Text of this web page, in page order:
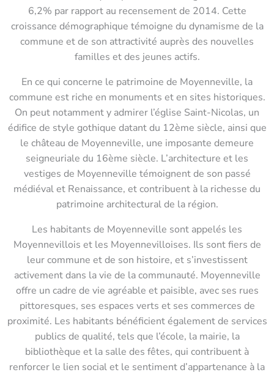
6,2% par rapport au recensement de 2014. Cette
croissance démographique témoigne du dynamisme de la
commune et de son attractivité auprès des nouvelles
familles et des jeunes actifs.
En ce qui concerne le patrimoine de Moyenneville, la
commune est riche en monuments et en sites historiques.
On peut notamment y admirer l’église Saint-Nicolas, un
édifice de style gothique datant du 12ème siècle, ainsi que
le château de Moyenneville, une imposante demeure
seigneuriale du 16ème siècle. L’architecture et les
vestiges de Moyenneville témoignent de son passé
médiéval et Renaissance, et contribuent à la richesse du
patrimoine architectural de la région.
Les habitants de Moyenneville sont appelés les
Moyennevillois et les Moyennevilloises. Ils sont fiers de
leur commune et de son histoire, et s’investissent
activement dans la vie de la communauté. Moyenneville
offre un cadre de vie agréable et paisible, avec ses rues
pittoresques, ses espaces verts et ses commerces de
proximité. Les habitants bénéficient également de services
publics de qualité, tels que l’école, la mairie, la
bibliothèque et la salle des fêtes, qui contribuent à
renforcer le lien social et le sentiment d’appartenance à la